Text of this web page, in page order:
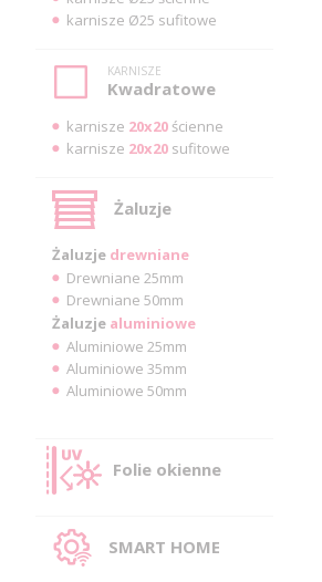
karnisze Ø25 sufitowe
KARNISZE
Kwadratowe
karnisze 20x20 ścienne
karnisze 20x20 sufitowe
Żaluzje
Żaluzje drewniane
Drewniane 25mm
Drewniane 50mm
Żaluzje aluminiowe
Aluminiowe 25mm
Aluminiowe 35mm
Aluminiowe 50mm
Folie okienne
SMART HOME